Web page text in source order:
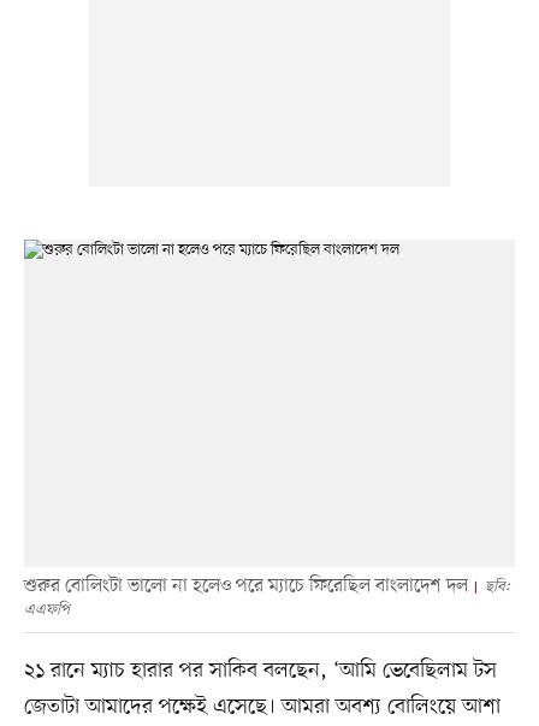
শুরুর বোলিংটা ভালো না হলেও পরে ম্যাচে ফিরেছিল বাংলাদেশ দল
ছবি:
এএফপি
২১ রানে ম্যাচ হারার পর সাকিব বলছেন, ‘আমি ভেবেছিলাম টস
জেতাটা আমাদের পক্ষেই এসেছে। আমরা অবশ্য বোলিংয়ে আশা